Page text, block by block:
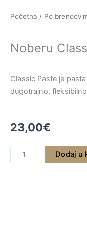
Početna / Po
Noberu
Classic Paste je
dugotrajno,
23,00€
Noberu
Classic
Dodaj u